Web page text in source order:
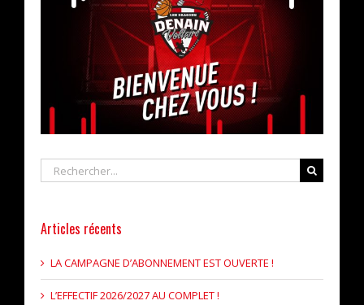
Rechercher
Articles récents
LA CAMPAGNE D’ABONNEMENT EST OUVERTE !
L’EFFECTIF 2026/2027 AU COMPLET !